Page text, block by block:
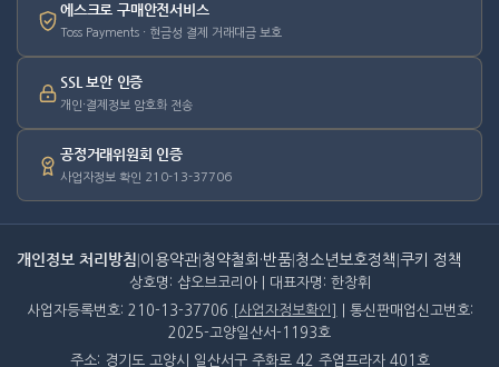
에스크로 구매안전서비스
Toss Payments · 현금성 결제 거래대금 보호
SSL 보안 인증
개인·결제정보 암호화 전송
공정거래위원회 인증
사업자정보 확인 210-13-37706
개인정보 처리방침 이용약관 청약철회·반품 청소년보호정책 쿠키 정책
상호명: 샵오브코리아 | 대표자명: 한창휘
사업자등록번호: 210-13-37706
[사업자정보확인]
| 통신판매업신고번호:
2025-고양일산서-1193호
주소: 경기도 고양시 일산서구 주화로 42 주엽프라자 401호